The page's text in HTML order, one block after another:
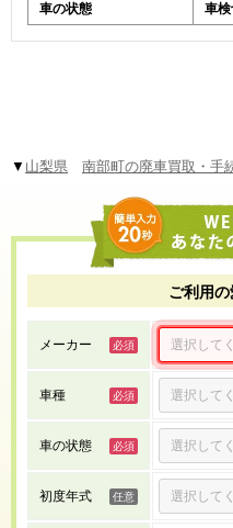
車の状態 車
▼ 山梨県 南部町の廃車買取・手
ご利用
メーカー
車種
車の状態
初度年式